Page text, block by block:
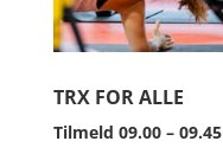
TRX FOR ALLE
Tilmeld 09.00 – 09.45